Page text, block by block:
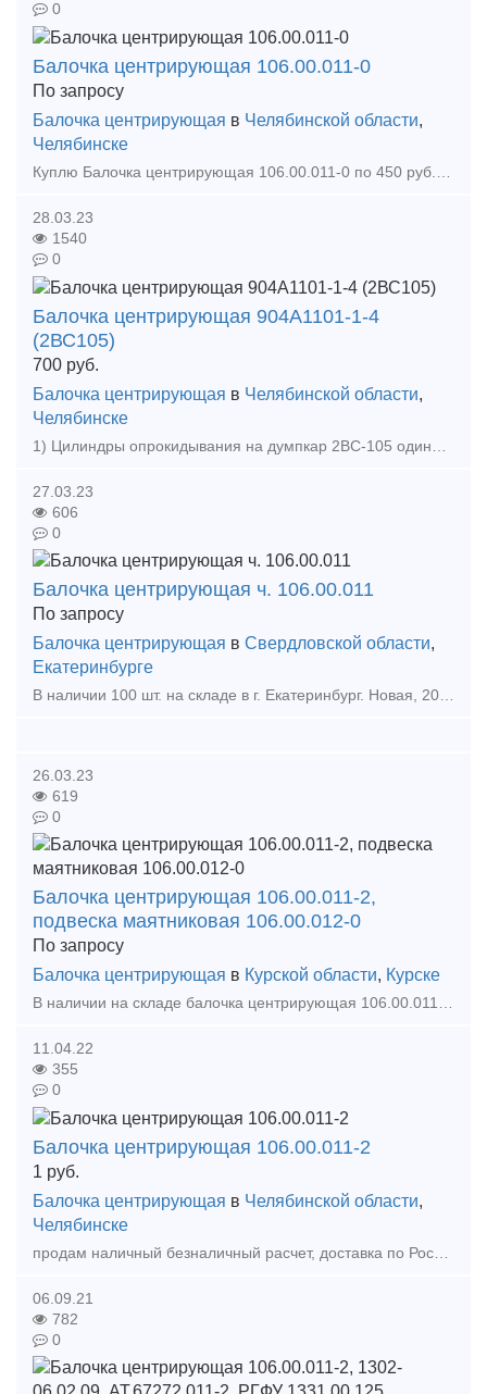
0
Балочка центрирующая 106.00.011-0
По запросу
Балочка центрирующая в Челябинской области,
Челябинске
28.03.23
1540
0
Балочка центрирующая 904А1101-1-4
(2ВС105)
700 руб.
Балочка центрирующая в Челябинской области,
Челябинске
27.03.23
606
0
Балочка центрирующая ч. 106.00.011
По запросу
Балочка центрирующая в Свердловской области,
Екатеринбурге
В наличии 100 шт. на складе в г. Екатеринбург. Новая, 20 года, с документами. можем поставлять по 300 шт. в месяц. Входит в конструкцию подвески автосцепного устройства СА-3. Совместн
26.03.23
619
0
Балочка центрирующая 106.00.011-2,
подвеска маятниковая 106.00.012-0
По запросу
Балочка центрирующая в Курской области, Курске
В наличии на складе балочка центрирующая 106.00.011-2, подвеска маятниковая 106.00.012-0, клин тягового хомута 106, клин фрикционный Ханина. Новые 2017-2018г. Документы качества от производите
11.04.22
355
0
Балочка центрирующая 106.00.011-2
1 руб.
Балочка центрирующая в Челябинской области,
Челябинске
продам наличный безналичный расчет, доставка по России и Казахстану, Тел 89124739424
06.09.21
782
0